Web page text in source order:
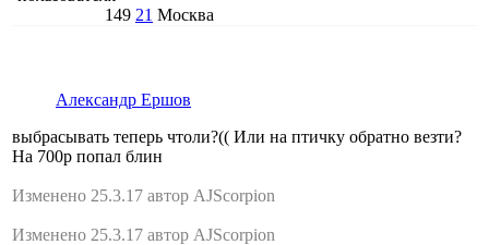
149 21 Москва
Александр Ершов
выбрасывать теперь чтоли?(( Или на птичку обратно везти?
На 700р попал блин
Изменено 25.3.17 автор AJScorpion
Изменено 25.3.17 автор AJScorpion